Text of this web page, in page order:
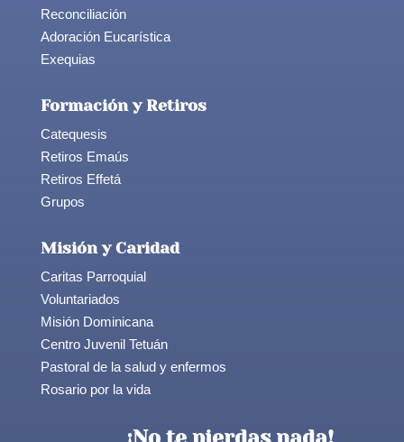
Reconciliación
Adoración Eucarística
Exequias
Formación y Retiros
Catequesis
Retiros Emaús
Retiros Effetá
Grupos
Misión y Caridad
Caritas Parroquial
Voluntariados
Misión Dominicana
Centro Juvenil Tetuán
Pastoral de la salud y enfermos
Rosario por la vida